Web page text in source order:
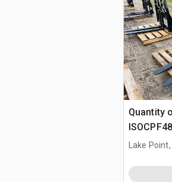
Quantity
6600 lb
Lake Point,